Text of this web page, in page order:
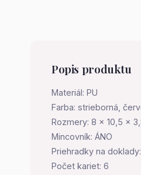
Popis produktu
Materiál: PU
Farba: strieborná,
Rozmery: 8 x 10,5 x
Mincovník: ÁNO
Priehradky na
Počet kariet: 6